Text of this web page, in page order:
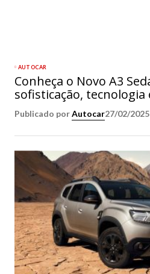
AUTOCAR
Conheça o Novo A3
sofisticação,
Publicado porAutocar27/02/